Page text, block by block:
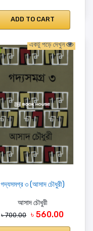
ADD TO CART
একটু পড়ে দেখুন
গদ্যসমগ্র ৩ (আসাদ চৌধুরী)
আসাদ চৌধুরী
৳ 700.00 ৳ 560.00